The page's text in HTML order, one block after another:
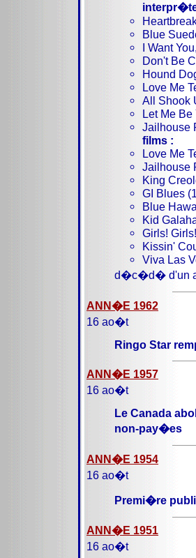
Blue
I Want
Don't Be
Hound
Love Me
All Shook
Let Me Be
Jailhouse
films :
Love Me
Jailhouse
King
GI Blues
Blue
Kid
Girls!
Kissin'
Viva Las
d�c�d� d'un
ANN�E 1962
16 ao�t
Ringo Star
ANN�E 1957
16 ao�t
Le Canada
non-pay�es
ANN�E 1954
16 ao�t
Premi�re
ANN�E 1951
16 ao�t